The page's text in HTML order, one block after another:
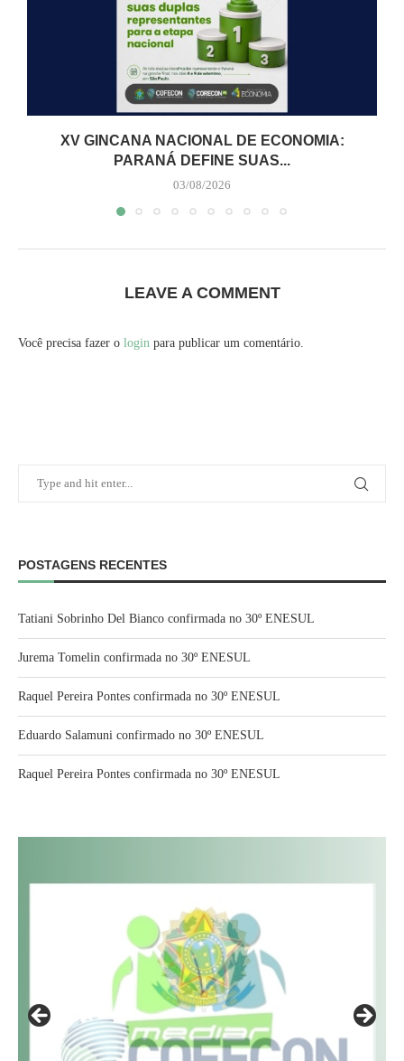
XV GINCANA NACIONAL DE ECONOMIA:
PARANÁ DEFINE SUAS...
03/08/2026
LEAVE A COMMENT
Você precisa fazer o login para publicar um comentário.
POSTAGENS RECENTES
Tatiani Sobrinho Del Bianco confirmada no 30º ENESUL
Jurema Tomelin confirmada no 30º ENESUL
Raquel Pereira Pontes confirmada no 30º ENESUL
Eduardo Salamuni confirmado no 30º ENESUL
Raquel Pereira Pontes confirmada no 30º ENESUL